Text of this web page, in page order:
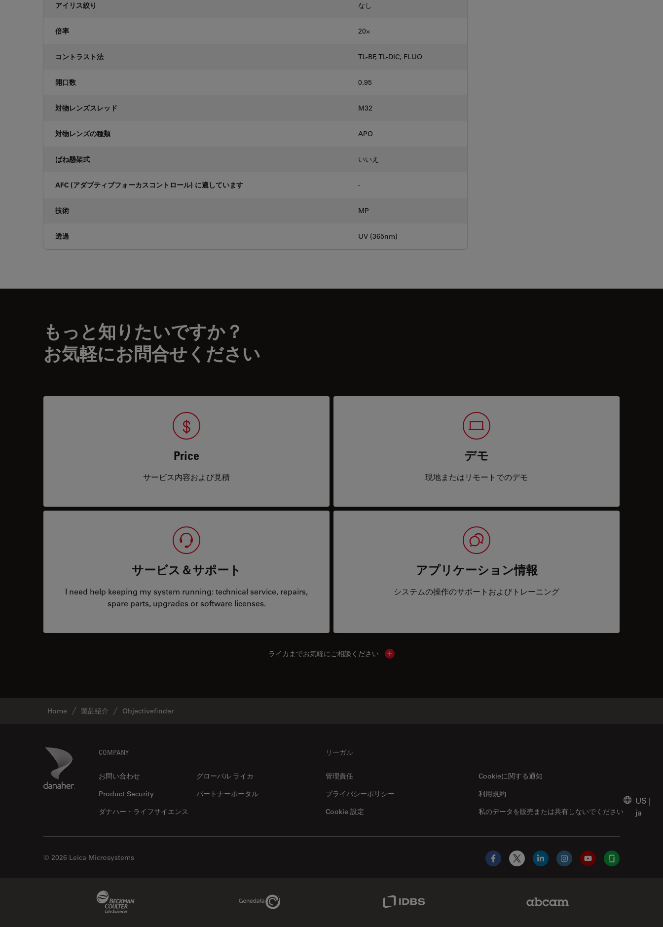
アイリス絞り なし
倍率 20⨉
コントラスト法 TL-BF, TL-DIC, FLUO
開口数 0.95
対物レンズスレッド M32
対物レンズの種類 APO
ばね懸架式 いいえ
AFC (アダプティブフォーカスコントロール) に適しています -
技術 MP
透過 UV (365nm)
もっと知りたいですか？
お気軽にお問合せください
Price
サービス内容および見積
デモ
現地またはリモートでのデモ
サービス＆サポート
I need help keeping my system running: technical service, repairs,
spare parts, upgrades or software licenses.
アプリケーション情報
システムの操作のサポートおよびトレーニング
ライカまでお気軽にご相談ください Show local contacts
Home 製品紹介 Objectivefinder
Danaher Logo COMPANY
お問い合わせ
グローバル ライカ
Product Security
パートナーポータル
ダナハー・ライフサイエンス
リーガル
管理責任
Cookieに関する通知
プライバシーポリシー
私のデータを販売または共有しないでください
利用規約
Cookie 設定
US |
ja
© 2026 Leica Microsystems
Facebook
X LinkedInInstagramYouTubeGlassdoor
Genedata Link IDBS Link